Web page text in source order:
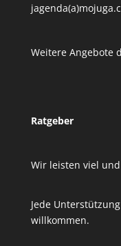
Weitere Angebote
Ratgeber
Wir leisten viel
Jede
willkommen.